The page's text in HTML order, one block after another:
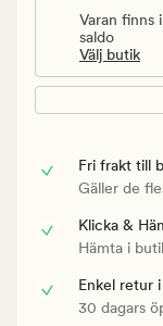
Varan finns
saldo
Välj butik
Fri frakt till
Gäller de
Klicka &
Hämta i
Enkel retur
30 dagars